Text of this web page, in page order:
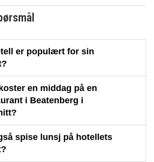
er populært for sin
en middag på en
i Beatenberg i
spise lunsj på hotellets